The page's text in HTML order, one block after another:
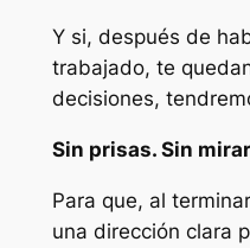
Y si, después de
trabajado, te
decisiones,
Sin prisas. Sin
Para que, al
una dirección clara